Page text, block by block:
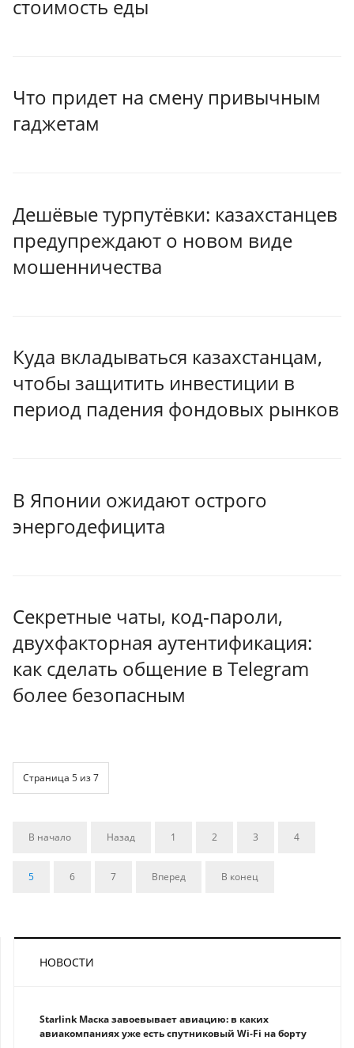
стоимость еды
Что придет на смену привычным
гаджетам
Дешёвые турпутёвки: казахстанцев
предупреждают о новом виде
мошенничества
Куда вкладываться казахстанцам,
чтобы защитить инвестиции в
период падения фондовых рынков
В Японии ожидают острого
энергодефицита
Секретные чаты, код-пароли,
двухфакторная аутентификация:
как сделать общение в Telegram
более безопасным
Страница 5 из 7
В начало Назад 1 2 3 4
5 6 7 Вперед В конец
НОВОСТИ
Starlink Маска завоевывает авиацию: в каких
авиакомпаниях уже есть спутниковый Wi-Fi на борту